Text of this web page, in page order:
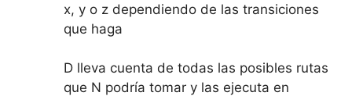
x, y o z dependiendo de las transiciones
que haga
D lleva cuenta de todas las posibles rutas
que N podría tomar y las ejecuta en